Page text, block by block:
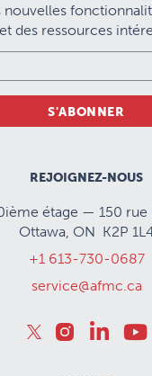
des ressources
S'ABONNER
REJOIGNEZ-NOUS
étage — 150 rue
Ottawa, ON K2P
+1 613-730-0687
service@afmc.ca